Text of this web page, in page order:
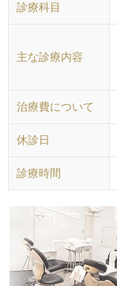
診療科目
主な診療内容
治療費について
休診日
診療時間